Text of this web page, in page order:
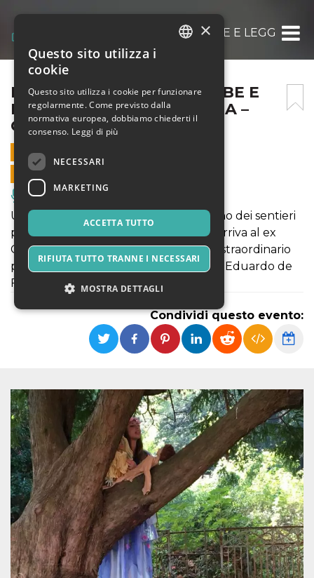
IL CONTE GIUSSO TRA FIABE E
IL CONTE GIUSSO TRA FIABE E
LEGGENDE – COPIA – COPIA –
COPIA – COPIA
17 AGOSTO 2021 - 12:00
VENDITE ONLINE TERMINATE
Musica, Eventi Live, Club
Un percorso ludico teatralizzato su uno dei sentieri
più belli del Monte Faito il 338 A che arriva al ex
Cavalcatoio o Cerchio Verde, con uno straordinario
panorama sui tre isolotti Li Galli cari ad Eduardo de
Filippo e a Rudolph Nureyev.
Condividi questo evento:
×
Questo sito utilizza i
cookie
Questo sito utilizza i cookie per funzionare
regolarmente. Come previsto dalla
normativa europea, dobbiamo chiederti il
consenso. Leggi di più
NECESSARI
MARKETING
ACCETTA TUTTO
RIFIUTA TUTTO TRANNE I NECESSARI
MOSTRA DETTAGLI
Necessari Marketing
servizi qui presenti non potranno funzionare
senza.
Provider /
Dominio
Scadenza Descrizione
cf_clearance
Cloudflare,
Inc.
.oooh.events
1 anno
Clearance
Cookie from
CloudFlare
stores the proof
of challenge
passed. It is
used to no
longer issue a
captcha or
jschallenge
challenge if
present. It is
required to